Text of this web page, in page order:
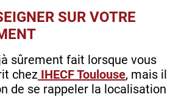
SUR VOTRE
sûrement fait lorsque vous
chez IHECF Toulouse, mais il
de se rappeler la localisation